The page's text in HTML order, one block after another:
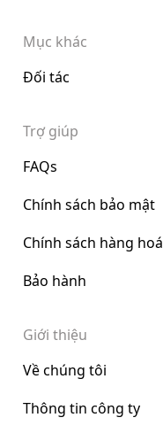
Mục khác
Đối tác
Trợ giúp
FAQs
Chính sách bảo mật
Chính sách hàng hoá
Bảo hành
Giới thiệu
Về chúng tôi
Thông tin công ty